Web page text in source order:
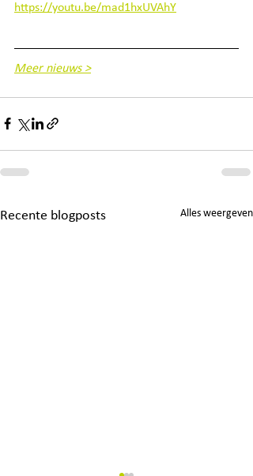
https://youtu.be/mad1hxUVAhY
Meer nieuws >
Recente blogposts Alles weergeven